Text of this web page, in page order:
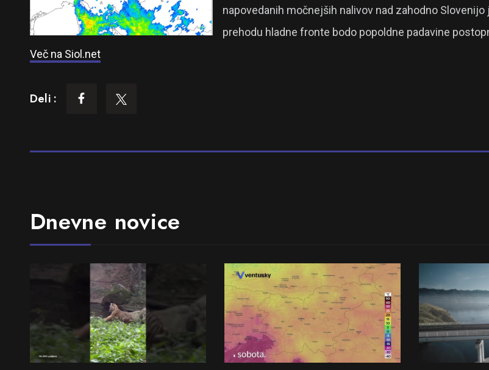
napovedanih močnejših nalivov nad zahodno
prehodu hladne fronte bodo popoldne padavine
Več na Siol.net
Deli :
Dnevne novice